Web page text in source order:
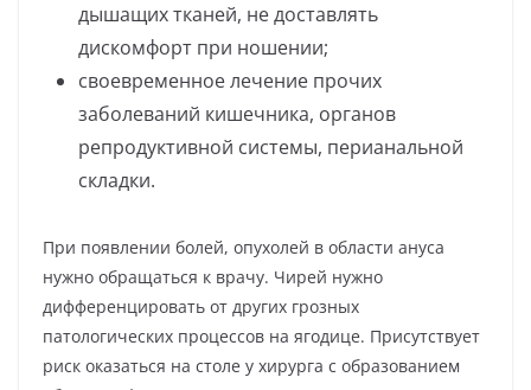
дышащих тканей, не доставлять
дискомфорт при ношении;
своевременное лечение прочих
заболеваний кишечника, органов
репродуктивной системы, перианальной
складки.
При появлении болей, опухолей в области ануса
нужно обращаться к врачу. Чирей нужно
дифференцировать от других грозных
патологических процессов на ягодице. Присутствует
риск оказаться на столе у хирурга с образованием